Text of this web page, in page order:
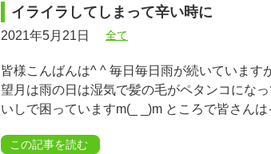
イライラしてしまって辛い時に
2021年5月21日 全て
皆様こんばんは^ ^ 毎日毎日雨が続いています
望月は雨の日は湿気で髪の毛がペタンコにな
いしで困っていますm(_ _)m ところで皆さん
この記事を読む